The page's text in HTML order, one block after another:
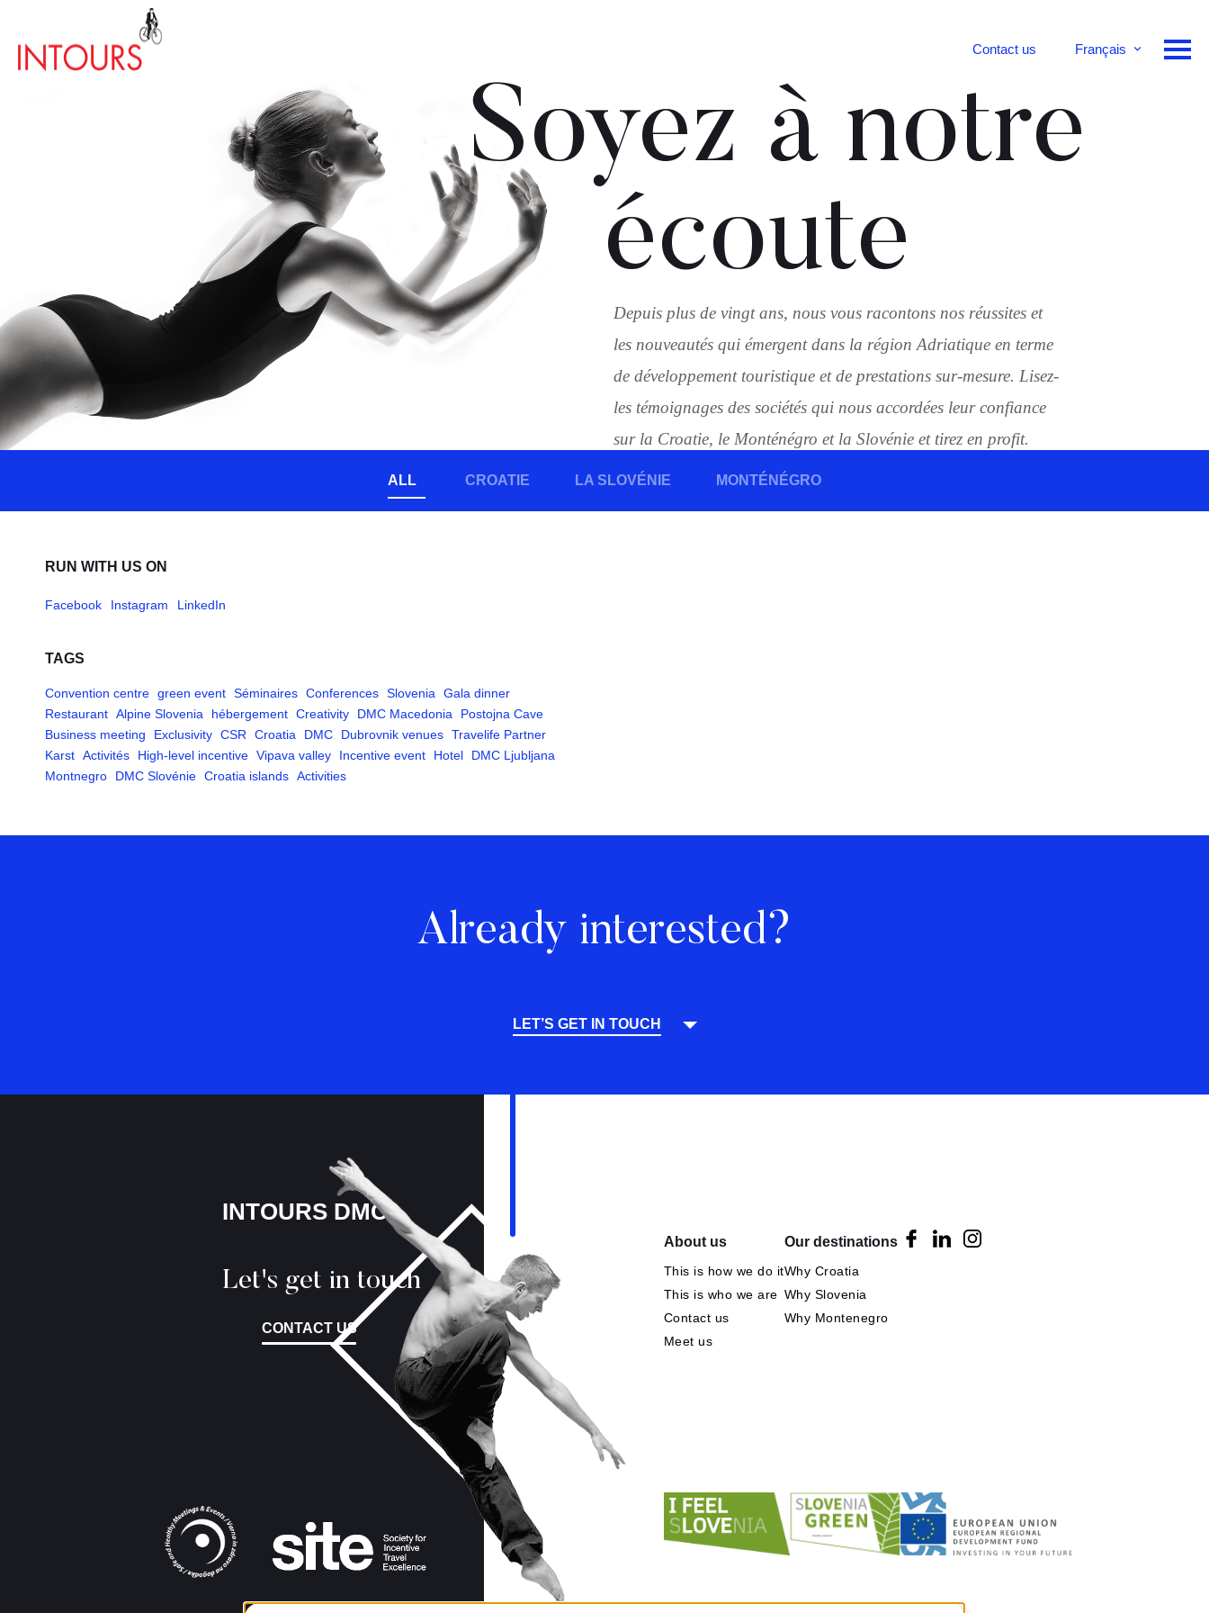
Contact us
Français
Soyez à notre
écoute
Depuis plus de vingt ans, nous vous racontons nos réussites et
les nouveautés qui émergent dans la région Adriatique en terme
de développement touristique et de prestations sur-mesure. Lisez-
les témoignages des sociétés qui nous accordées leur confiance
sur la Croatie, le Monténégro et la Slovénie et tirez en profit.
ALL CROATIE LA SLOVÉNIE MONTÉNÉGRO
RUN WITH US ON
Facebook Instagram LinkedIn
TAGS
Convention centre green event Séminaires Conferences Slovenia
Gala dinner
Restaurant Alpine Slovenia hébergement Creativity DMC Macedonia
Postojna Cave
Business meeting
Exclusivity CSR Croatia DMC Dubrovnik venues Travelife Partner
Karst Activités High-level incentive Vipava valley Incentive event Hotel
DMC Ljubljana
Montnegro
DMC Slovénie Croatia islands Activities
Already interested?
LET’S GET IN TOUCH
INTOURS DMC
Let's get in touch
CONTACT US
About us
This is how we do it
This is who we are
Contact us
Meet us
Our destinations
Why Croatia
Why Slovenia
Why Montenegro